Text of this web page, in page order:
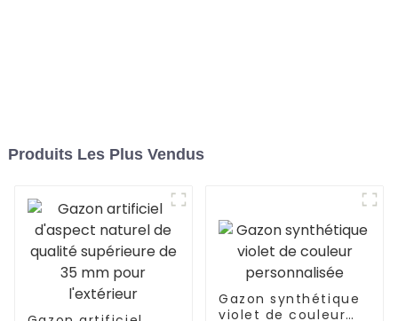
Produits Les Plus Vendus
Gazon synthétique
violet de couleur